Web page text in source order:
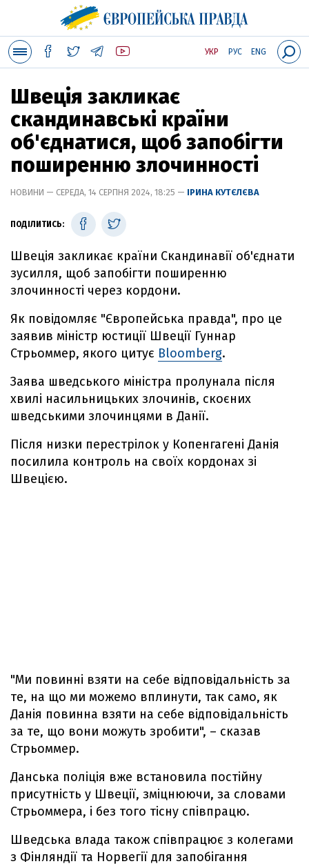
УКР РУС ENG
Швеція закликає
скандинавські країни
об'єднатися, щоб запобігти
поширенню злочинності
НОВИНИ — СЕРЕДА, 14 СЕРПНЯ 2024, 18:25 — ІРИНА КУТЄЛЄВА
ПОДІЛИТИСЬ:
Швеція закликає країни Скандинавії об'єднати
зусилля, щоб запобігти поширенню
злочинності через кордони.
Як повідомляє "Європейська правда", про це
заявив міністр юстиції Швеції Гуннар
Стрьоммер, якого цитує Bloomberg.
Заява шведського міністра пролунала після
хвилі насильницьких злочинів, скоєних
шведськими злочинцями в Данії.
Після низки перестрілок у Копенгагені Данія
посилила контроль на своїх кордонах зі
Швецією.
"Ми повинні взяти на себе відповідальність за
те, на що ми можемо вплинути, так само, як
Данія повинна взяти на себе відповідальність
за те, що вони можуть зробити", – сказав
Стрьоммер.
Данська поліція вже встановила постійну
присутність у Швеції, зміцнюючи, за словами
Стрьоммера, і без того тісну співпрацю.
Шведська влада також співпрацює з колегами
з Фінляндії та Норвегії для запобігання